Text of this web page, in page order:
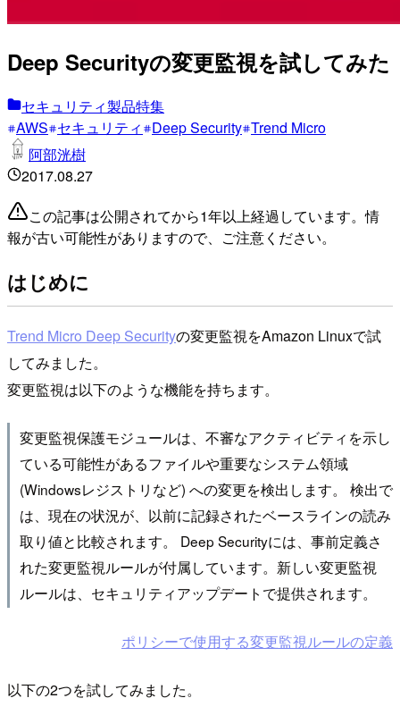
Deep Securityの変更監視を試してみた
セキュリティ製品特集
AWS セキュリティ Deep Security Trend Micro
阿部洸樹
2017.08.27
この記事は公開されてから1年以上経過しています。情
報が古い可能性がありますので、ご注意ください。
はじめに
Trend Micro Deep Securityの変更監視をAmazon Linuxで試
してみました。
変更監視は以下のような機能を持ちます。
変更監視保護モジュールは、不審なアクティビティを示し
ている可能性があるファイルや重要なシステム領域
(Windowsレジストリなど) への変更を検出します。 検出で
は、現在の状況が、以前に記録されたベースラインの読み
取り値と比較されます。 Deep Securityには、事前定義さ
れた変更監視ルールが付属しています。新しい変更監視
ルールは、セキュリティアップデートで提供されます。
ポリシーで使用する変更監視ルールの定義
以下の2つを試してみました。